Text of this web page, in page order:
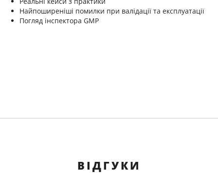
Найпоширеніші помилки при валідації та експлуатації
Погляд інспектора GMP
ВІДГУКИ